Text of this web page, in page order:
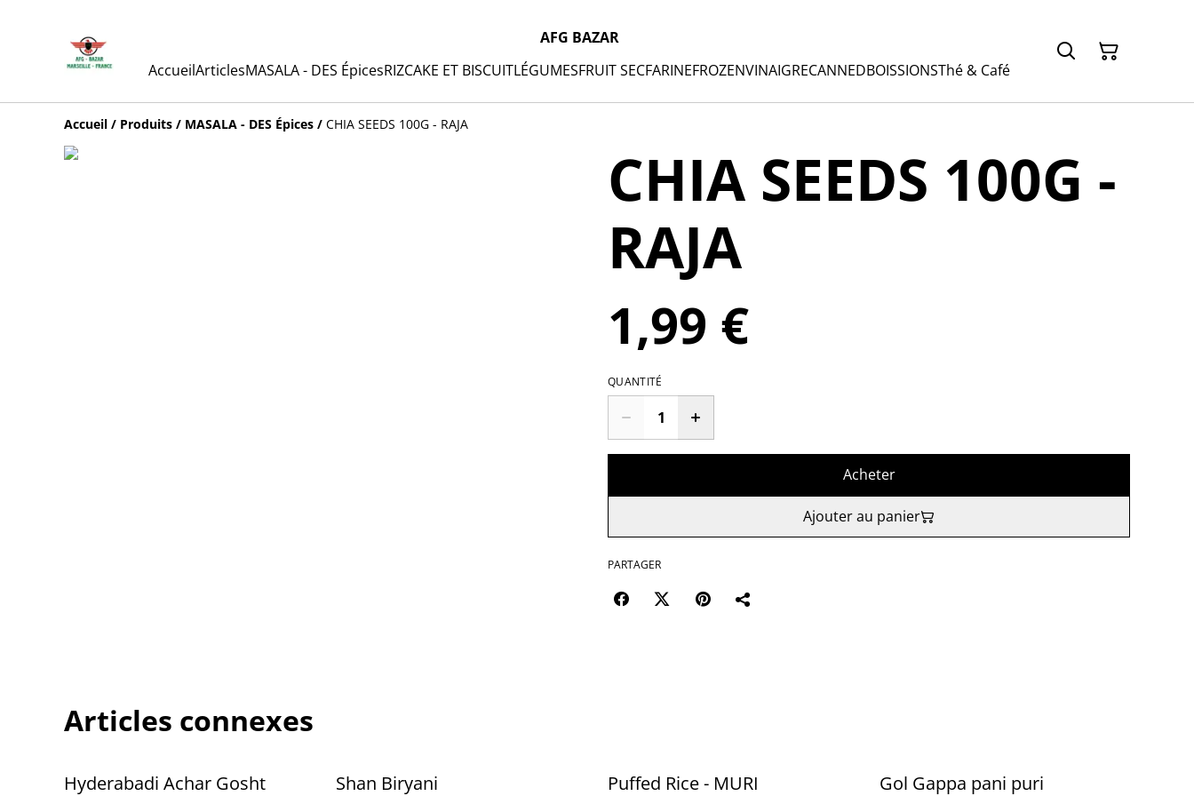
AFG BAZAR
AccueilArticlesMASALA - DES ÉpicesRIZCAKE ET BISCUITLÉGUMESFRUIT SECFARINEFROZENVINAIGRECANNEDBOISSIONSThé & Café
Accueil / Produits / MASALA - DES Épices / CHIA SEEDS 100G - RAJA
CHIA SEEDS 100G -
RAJA
1,99 €
QUANTITÉ
Acheter
Ajouter au panier
PARTAGER
Articles connexes
Hyderabadi Achar Gosht Shan Biryani Puffed Rice - MURI Gol Gappa pani puri